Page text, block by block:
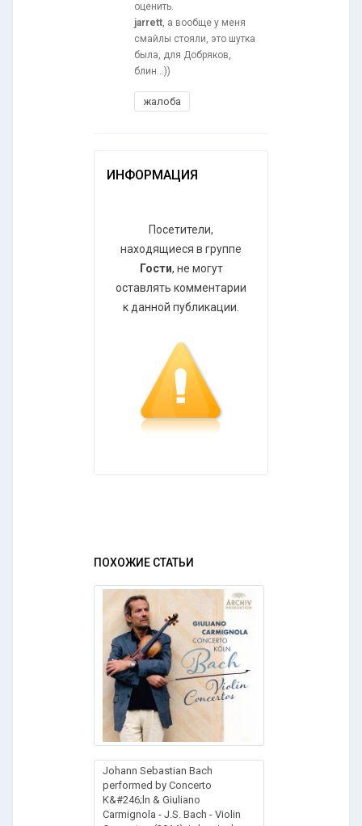
оценить.
jarrett, а вообще у меня
смайлы стояли, это шутка
была, для Добряков,
блин...))
жалоба
ИНФОРМАЦИЯ
Посетители,
находящиеся в группе
Гости, не могут
оставлять комментарии
к данной публикации.
ПОХОЖИЕ СТАТЬИ
Johann Sebastian Bach
performed by Concerto
K&#246;ln & Giuliano
Carmignola - J.S. Bach - Violin